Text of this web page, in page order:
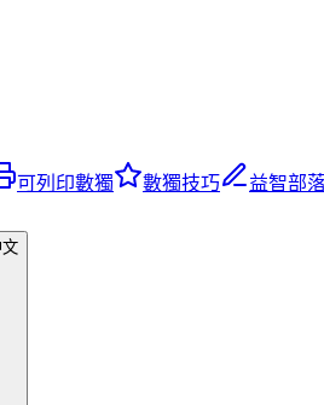
可列印數獨 數獨技巧
益智部